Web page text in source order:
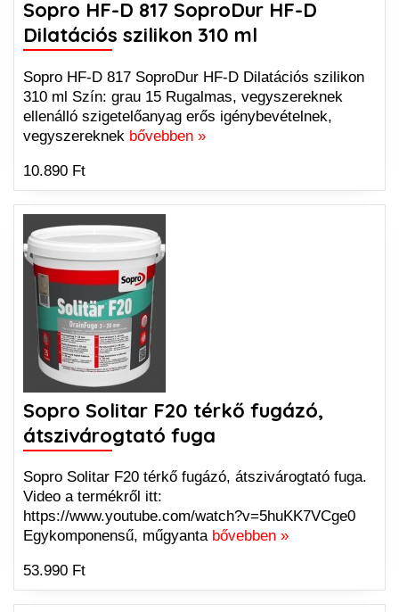
Sopro HF-D 817 SoproDur HF-D
Dilatációs szilikon 310 ml
Sopro HF-D 817 SoproDur HF-D Dilatációs szilikon
310 ml Szín: grau 15 Rugalmas, vegyszereknek
ellenálló szigetelőanyag erős igénybevételnek,
vegyszereknek bővebben »
10.890 Ft
Sopro Solitar F20 térkő fugázó,
átszivárogtató fuga
Sopro Solitar F20 térkő fugázó, átszivárogtató fuga.
Video a termékről itt:
https://www.youtube.com/watch?v=5huKK7VCge0
Egykomponensű, műgyanta bővebben »
53.990 Ft